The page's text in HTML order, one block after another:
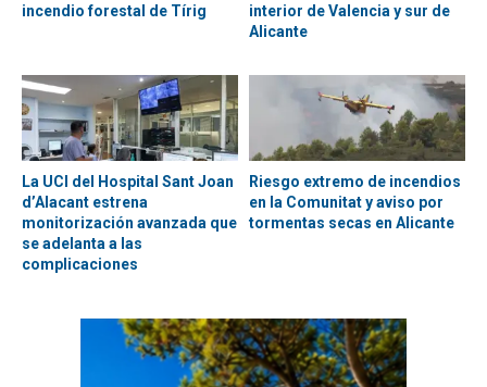
incendio forestal de Tírig
interior de Valencia y sur de
Alicante
La UCI del Hospital Sant Joan
d’Alacant estrena
monitorización avanzada que
se adelanta a las
complicaciones
Riesgo extremo de incendios
en la Comunitat y aviso por
tormentas secas en Alicante